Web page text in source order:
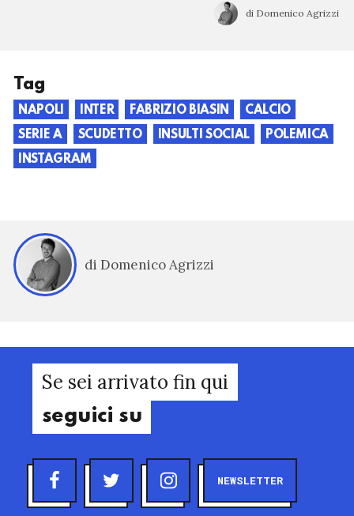
di Domenico Agrizzi
Tag
NAPOLI INTER FABRIZIO BIASIN
CALCIO
SERIE A
SCUDETTO INSULTI SOCIAL
POLEMICA
INSTAGRAM
di Domenico Agrizzi
Se sei arrivato fin qui
seguici su
NEWSLETTER